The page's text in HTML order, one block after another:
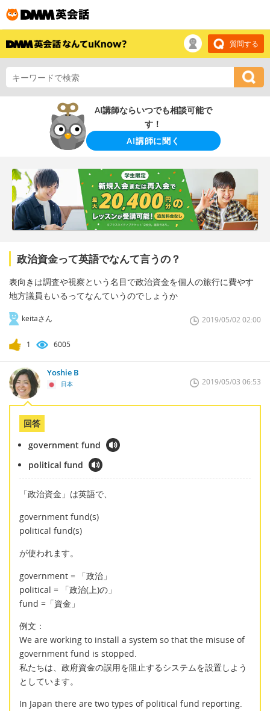
質問する
AI講師ならいつでも相談可能で
す！
AI講師に聞く
政治資金って英語でなんて言うの？
表向きは調査や視察という名目で政治資金を個人の旅行に費やす
地方議員もいるってなんていうのでしょうか
keitaさん 2019/05/02 02:00
1 6005
Yoshie B
日本 2019/05/03 06:53
回答
government fund
political fund
「政治資金」は英語で、
government fund(s)
political fund(s)
が使われます。
government = 「政治」
political = 「政治(上)の」
fund =「資金」
例文：
We are working to install a system so that the misuse of
government fund is stopped.
私たちは、政府資金の誤用を阻止するシステムを設置しよう
としています。
In Japan there are two types of political fund reporting.